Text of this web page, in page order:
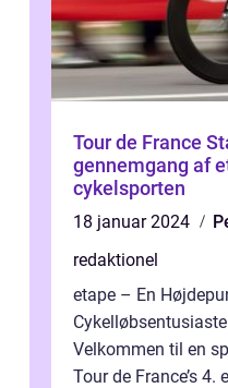
Tour de France
gennemgang af
cykelsporten
18 januar 2024
redaktionel
etape – En
Velkommen til en
Tour de France’s 4.